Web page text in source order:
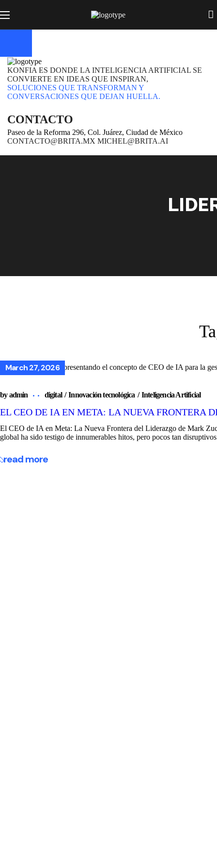
KONFIA ES DONDE LA INTELIGENCIA ARTIFICIAL SE
CONVIERTE EN IDEAS QUE INSPIRAN,
SOLUCIONES QUE TRANSFORMAN Y
CONVERSACIONES QUE DEJAN HUELLA.
CONTACTO
Paseo de la Reforma 296, Col. Juárez, Ciudad de México
CONTACTO@BRITA.MX MICHEL@BRITA.AI
March 27, 2026
byadmin digital Innovación tecnológica Inteligencia Artificial
EL CEO DE IA EN META: LA NUEVA FRONTERA
El CEO de IA en Meta: La Nueva Frontera del Liderazgo de Mark
global ha sido testigo de innumerables hitos, pero pocos tan
read more